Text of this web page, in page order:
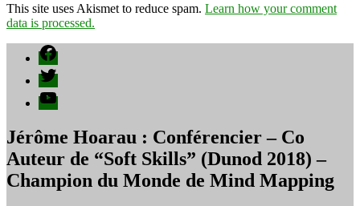
This site uses Akismet to reduce spam. Learn how your comment
data is processed.
Facebook
Twitter
YouTube
Jérôme Hoarau : Conférencier – Co
Auteur de “Soft Skills” (Dunod 2018) –
Champion du Monde de Mind Mapping